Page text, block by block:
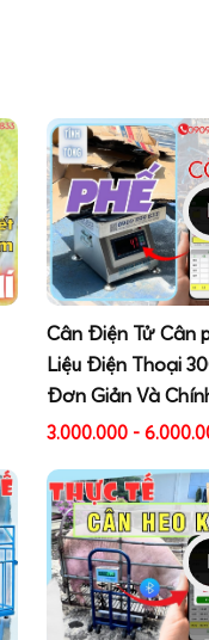
Cân Điện Tử Cân
Liệu Điện Thoại
Đơn Giản Và
3.000.000 -